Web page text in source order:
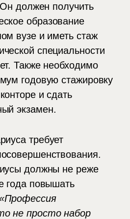
должен получить
образование
вузе и иметь стаж
специальности
Также необходимо
годовую стажировку
и сдать
экзамен.
требует
должны не реже
года повышать
не просто набор